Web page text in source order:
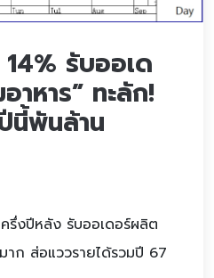
รับออเด
าหาร” ทะลัก!
นี้พันล้าน
รึ่งปีหลัง รับออเดอร์ผลิต
าก ส่อแววรายได้รวมปี 67